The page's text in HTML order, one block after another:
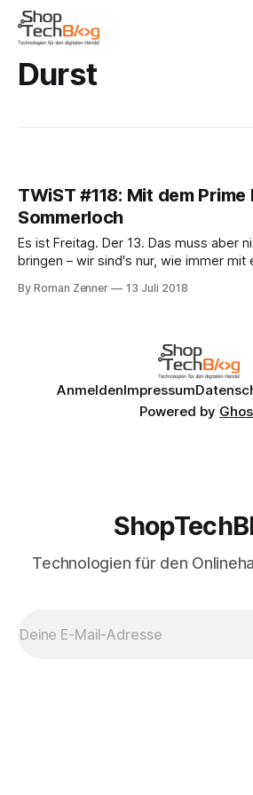
Durst
TWiST #118: Mit dem
Sommerloch
Es ist Freitag. Der 13. Das muss aber
bringen – wir sind's nur, wie immer mit
passiert. Die Branche scheint sich nach
By Roman Zenner 13 Juli 2018
AnmeldenImpressum
Powered by
Technologien für den